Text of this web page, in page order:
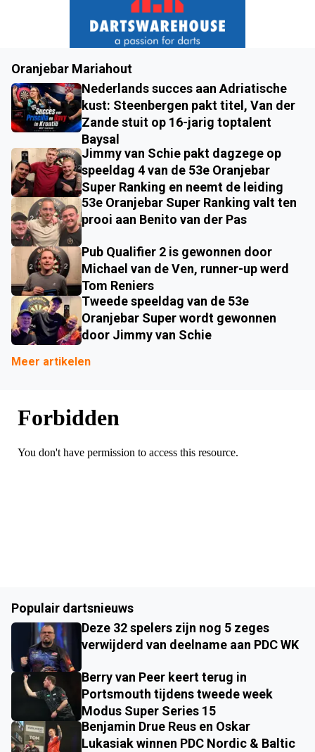
Oranjebar Mariahout
Nederlands succes aan Adriatische
kust: Steenbergen pakt titel, Van der
Zande stuit op 16-jarig toptalent
Baysal
Jimmy van Schie pakt dagzege op
speeldag 4 van de 53e Oranjebar
Super Ranking en neemt de leiding
53e Oranjebar Super Ranking valt ten
prooi aan Benito van der Pas
Pub Qualifier 2 is gewonnen door
Michael van de Ven, runner-up werd
Tom Reniers
Tweede speeldag van de 53e
Oranjebar Super wordt gewonnen
door Jimmy van Schie
Meer artikelen
Populair dartsnieuws
Deze 32 spelers zijn nog 5 zeges
verwijderd van deelname aan PDC WK
Berry van Peer keert terug in
Portsmouth tijdens tweede week
Modus Super Series 15
Benjamin Drue Reus en Oskar
Lukasiak winnen PDC Nordic & Baltic